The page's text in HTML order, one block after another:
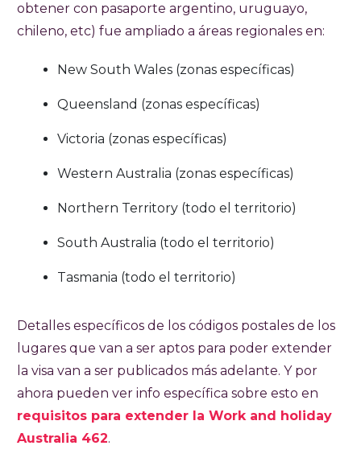
obtener con pasaporte argentino, uruguayo,
chileno, etc) fue ampliado a áreas regionales en:
New South Wales (zonas específicas)
Queensland (zonas específicas)
Victoria (zonas específicas)
Western Australia (zonas específicas)
Northern Territory (todo el territorio)
South Australia (todo el territorio)
Tasmania (todo el territorio)
Detalles específicos de los códigos postales de los
lugares que van a ser aptos para poder extender
la visa van a ser publicados más adelante. Y por
ahora pueden ver info específica sobre esto en
requisitos para extender la Work and holiday
Australia 462.